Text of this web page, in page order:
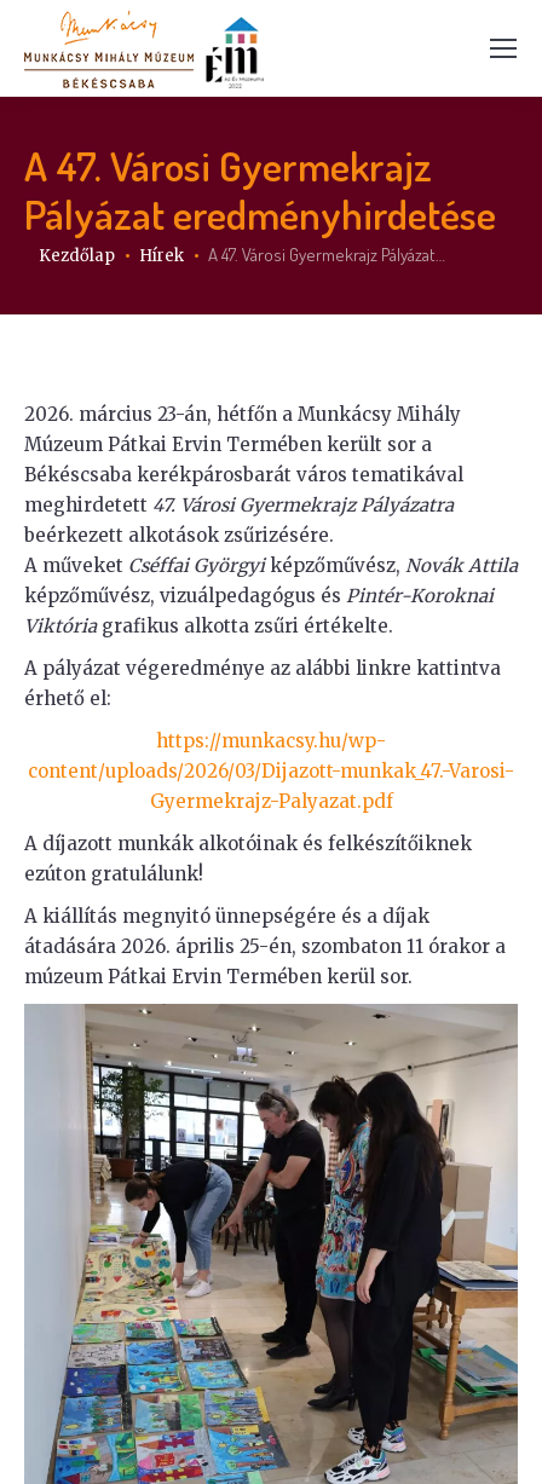
A 47. Városi Gyermekrajz
Pályázat eredményhirdetése
Itt vagy:
Kezdőlap Hírek A 47. Városi Gyermekrajz Pályázat…
2026. március 23-án, hétfőn a Munkácsy Mihály
Múzeum Pátkai Ervin Termében került sor a
Békéscsaba kerékpárosbarát város tematikával
meghirdetett 47. Városi Gyermekrajz Pályázatra
beérkezett alkotások zsűrizésére.
A műveket Cséffai Györgyiképzőművész, Novák Attila
képzőművész, vizuálpedagógus és Pintér-Koroknai
Viktóriagrafikus alkotta zsűri értékelte.
A pályázat végeredménye az alábbi linkre kattintva
érhető el:
https://munkacsy.hu/wp-
content/uploads/2026/03/Dijazott-munkak_47.-Varosi-
Gyermekrajz-Palyazat.pdf
A díjazott munkák alkotóinak és felkészítőiknek
ezúton gratulálunk!
A kiállítás megnyitó ünnepségére és a díjak
átadására 2026. április 25-én, szombaton 11 órakor a
múzeum Pátkai Ervin Termében kerül sor.